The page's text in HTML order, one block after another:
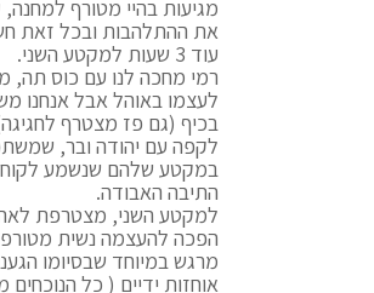
מגיעות בהיי מטורף
את ההתלהבות ובכל זאת
עוד 3 שעות למקטע השני.
רמי מחכה לנו עם כוס תה,
לעצמו באוהל אבל אנחנו
בכיף (גם פז מצטרף
לקפה עם יהודה ובר,
במקטע שלהם שנשמע לקוח
התיבה האבודה.
למקטע השני, מצטרפת לאה
הפכה להעצמה נשית
מרגש במיוחד שבסיומו
אוחזות ידיים ( כל הנוכחים